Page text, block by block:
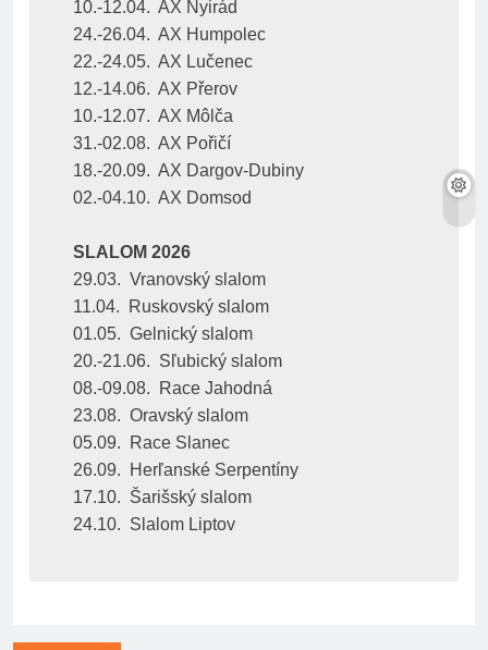
10.-12.04.  AX Nyirád
24.-26.04.  AX Humpolec
22.-24.05.  AX Lučenec
12.-14.06.  AX Přerov
10.-12.07.  AX Môlča
31.-02.08.  AX Pořičí
18.-20.09.  AX Dargov-Dubiny
02.-04.10.  AX Domsod
SLALOM 2026
29.03.  Vranovský slalom
11.04.  Ruskovský slalom
01.05.  Gelnický slalom
20.-21.06.  Sľubický slalom
08.-09.08.  Race Jahodná
23.08.  Oravský slalom
05.09.  Race Slanec
26.09.  Herľanské Serpentíny
17.10.  Šarišský slalom
24.10.  Slalom Liptov